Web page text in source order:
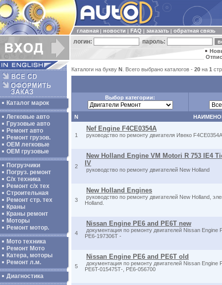
главная новости FAQ заказать обратная связь
логин: пароль:
Каталог марок
Легковые авто
Грузовые авто
Ремонт авто
Ремонт грузов.
ОЕМ легковые
OEM грузовые
Погрузчики
Погруз. ремонт
С/х техника
Ремонт с/х тех
Строительная
Ремонт стр. тех
Краны
Краны ремонт
Моторы
Ремонт мотор.
Мото техника
Ремонт Мото
Катера, моторы
Ремонт л.м.
Диагностика
Каталоги на букву N . Всего выбрано каталогов - 20 на 1
Выбор категории:
N
1
Nef Engine F4CE0354A
руководство по ремонту двигателя Ивеко F4CE0354A
2
New Holland Engine VM Motori R 753 IE4
IV
руководство по ремонту двигателей New Holland
3
New Holland Engines
руководство по ремонту двигателей New Holland,
Holland.
4
Nissan Engine PE6 and PE6T new
документация по ремонту двигателей Nissan Engine
PE6-197306T -
5
Nissan Engine PE6 and PE6T old
документация по ремонту двигателей Nissan Engine
PE6T-015475Т-, PE6-056700